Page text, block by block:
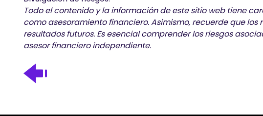
Todo el contenido y la información de este sitio web tiene
como asesoramiento financiero. Asimismo, recuerde que
resultados futuros. Es esencial comprender los riesgos
asesor financiero independiente.